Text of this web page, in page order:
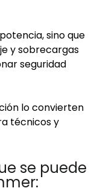
sino que
y sobrecargas
seguridad
lo convierten
técnicos y
se puede